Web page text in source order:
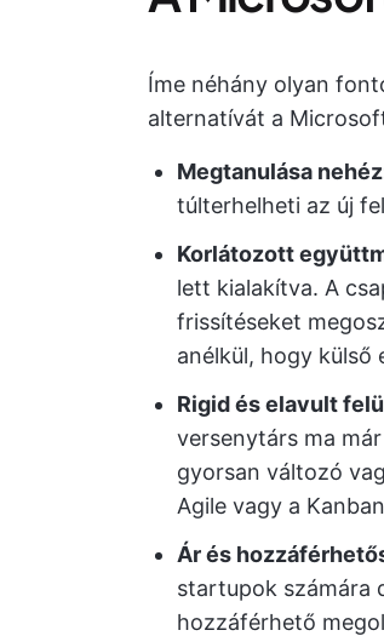
Íme néhány olyan
alternatívát a
Megtanulása
túlterhelheti az új
Korlátozott
lett kialakítva. A
frissítéseket
anélkül, hogy külső
Rigid és elavult
versenytárs ma
gyorsan változó
Agile vagy a
Ár és
startupok számára
hozzáférhető